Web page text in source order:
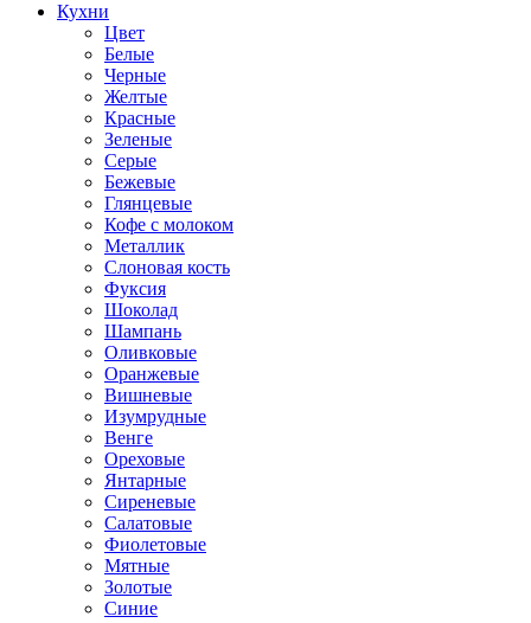
Кухни
Цвет
Белые
Черные
Желтые
Красные
Зеленые
Серые
Бежевые
Глянцевые
Кофе с молоком
Металлик
Слоновая кость
Фуксия
Шоколад
Шампань
Оливковые
Оранжевые
Вишневые
Изумрудные
Венге
Ореховые
Янтарные
Сиреневые
Салатовые
Фиолетовые
Мятные
Золотые
Синие